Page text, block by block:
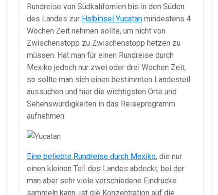
Rundreise von Südkalifornien bis in den Süden
des Landes zur Halbinsel Yucatan mindestens 4
Wochen Zeit nehmen sollte, um nicht von
Zwischenstopp zu Zwischenstopp hetzen zu
müssen. Hat man für einen Rundreise durch
Mexiko jedoch nur zwei oder drei Wochen Zeit,
so sollte man sich einen bestimmten Landesteil
aussuchen und hier die wichtigsten Orte und
Sehenswürdigkeiten in das Reiseprogramm
aufnehmen.
Eine beliebte Rundreise durch Mexiko, die nur
einen kleinen Teil des Landes abdeckt, bei der
man aber sehr viele verschiedene Eindrücke
sammeln kann, ist die Konzentration auf die